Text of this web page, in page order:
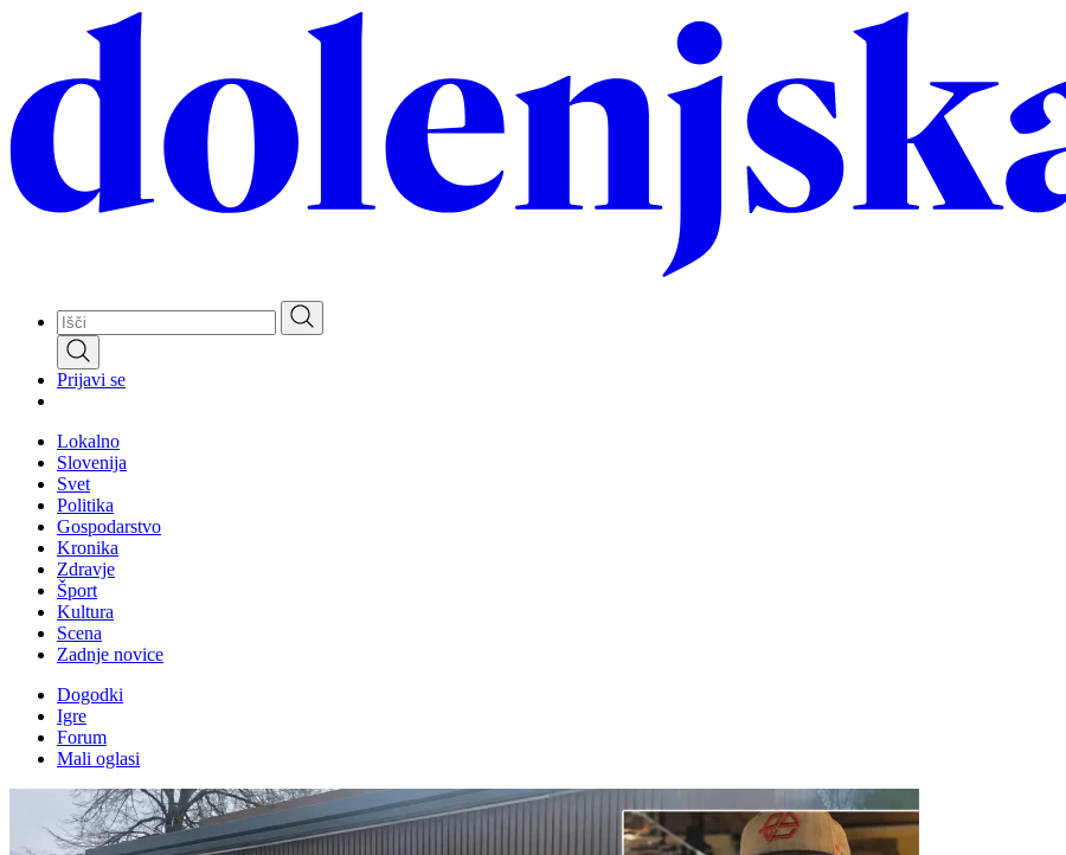
content
Prijavi se
Lokalno
Slovenija
Svet
Politika
Gospodarstvo
Kronika
Zdravje
Šport
Kultura
Scena
Zadnje novice
Dogodki
Igre
Forum
Mali oglasi